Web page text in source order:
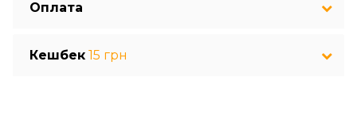
Оплата
Кешбек 15 грн